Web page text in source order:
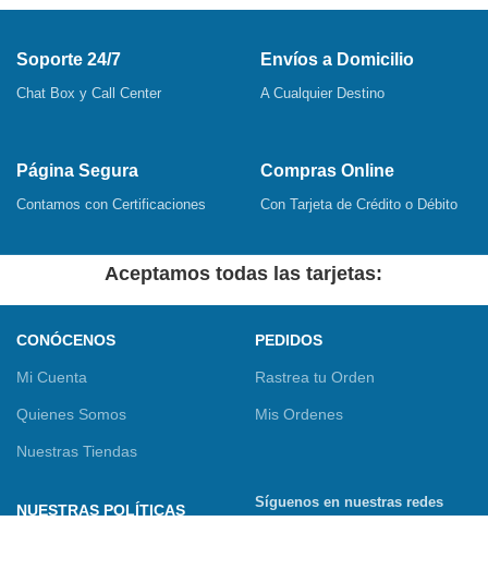
Soporte 24/7
Chat Box y Call Center
Envíos a Domicilio
A Cualquier Destino
Página Segura
Contamos con Certificaciones
Compras Online
Con Tarjeta de Crédito o Débito
Aceptamos todas las tarjetas:
CONÓCENOS
Mi Cuenta
Quienes Somos
Nuestras Tiendas
PEDIDOS
Rastrea tu Orden
Mis Ordenes
NUESTRAS POLÍTICAS
Síguenos en nuestras redes